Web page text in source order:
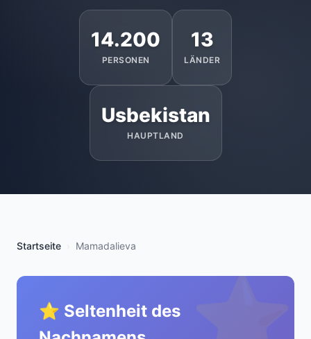
14.200
PERSONEN
13
LÄNDER
Usbekistan
HAUPTLAND
Startseite Mamadalieva
⭐
⭐ Seltenheit des